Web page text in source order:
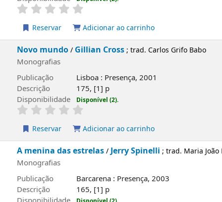
Publicação
Disponibilidade
Disponível (2).
Reservar
Novo mundo/Gillian Cross; trad. Carlos Grifo
Monografias
Publicação
Disponibilidade
Disponível (2).
Reservar Adicionar ao carrinho
A menina das estrelas/Jerry Spinelli
Monografias